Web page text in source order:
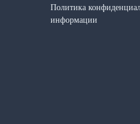
Политика
информации